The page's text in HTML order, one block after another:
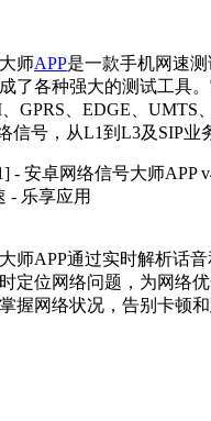
师APP是一款手机网速
了各种强大的测试工具
GPRS、EDGE、UMTS
信号，从L1到L3及SIP业
师APP通过实时解析话音
定位网络问题，为网络
握网络状况，告别卡顿